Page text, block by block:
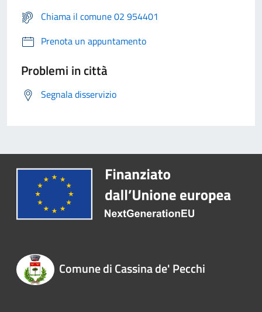
Chiama il comune 02 954401
Prenota un appuntamento
Problemi in città
Segnala disservizio
Comune di Cassina de' Pecchi